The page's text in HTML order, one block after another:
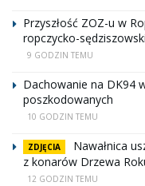
Przyszłość ZOZ-u w
ropczycko-
9 GODZIN TEMU
Dachowanie na DK94
poszkodowanych
10 GODZIN TEMU
ZDJĘCIA
Nawałnica
z konarów Drzewa
12 GODZIN TEMU